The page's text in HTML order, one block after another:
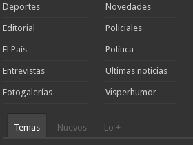
Deportes
Editorial
El País
Entrevistas
Fotogalerías
Novedades
Policiales
Política
Ultimas noticias
Visperhumor
Temas Nuevos Lo +